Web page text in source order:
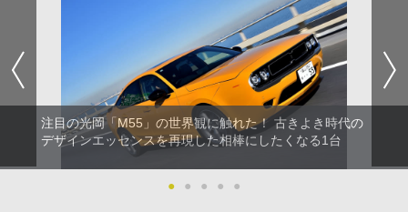
注目の光岡「M55」の世界観に触れた！ 古きよき時代の
デザインエッセンスを再現した相棒にしたくなる1台
● ● ● ● ●